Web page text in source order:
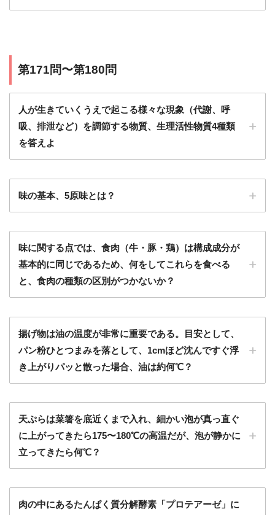
第171問〜第180問
人が生きていくうえで起こる様々な現象（代謝、呼
吸、排泄など）を調節する物質、生理活性物質4種類
を答えよ
味の基本、5原味とは？
味に関する点では、食肉（牛・豚・鶏）は構成成分が
基本的に同じであるため、何をしてこれらを食べる
と、食肉の種類の区別がつかないか？
揚げ物は油の温度が非常に重要である。目安として、
パン粉ひとつまみを落として、1cmほど沈んですぐ浮
き上がりパッと散った場合、油は約何℃？
天ぷらは菜箸を底近くまで入れ、細かい泡が真っ直ぐ
に上がってきたら175〜180℃の高温だが、泡が静かに
立ってきたら何℃？
肉の中にあるたんぱく質分解酵素「プロテアーゼ」に